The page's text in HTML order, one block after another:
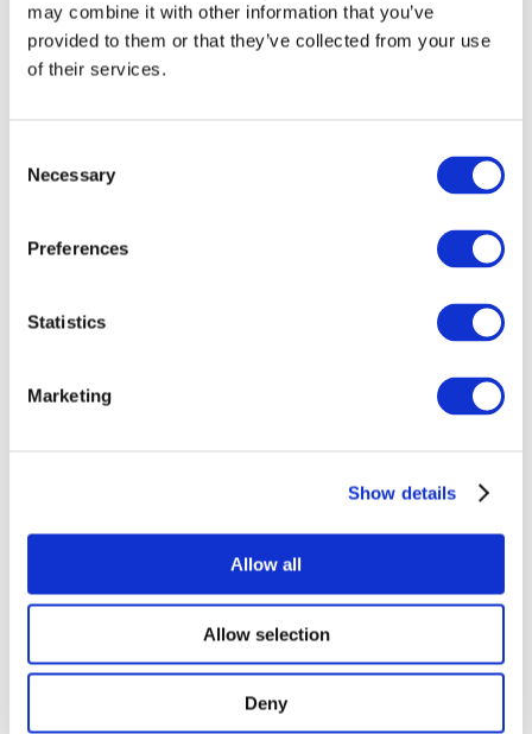
may combine it with other information that you’ve
provided to them or that they’ve collected from your use
of their services.
Selection
Necessary
Preferences
Statistics
Marketing
Show details
Allow all
Allow selection
Deny
Заходи
Наша спецпропозиція
Без піджанру